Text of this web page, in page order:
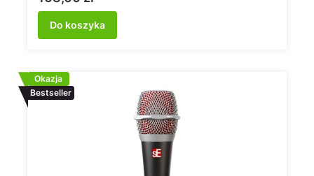
Do koszyka
Okazja
Bestseller